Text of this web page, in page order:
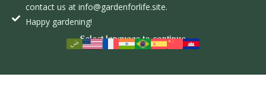
No ofrecemos garantías sobre la exactitud o fiabilidad del
contenido del sitio web.
No seremos responsables por daños directos, indirectos o
contact us at info@gardenforlife.site.
Happy gardening!
Select language to continue